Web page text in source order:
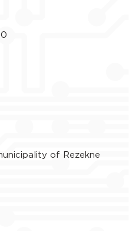
of Rezekne